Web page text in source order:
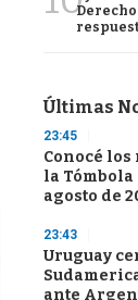
Últimas
23:45
Conocé
la
agosto de
23:43
Uruguay
ante